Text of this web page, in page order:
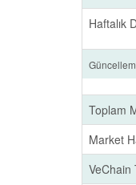
Haftalık
Toplam
Market
VeChain